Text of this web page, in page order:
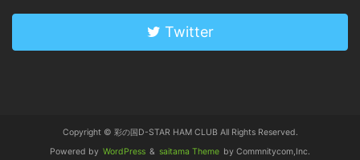
Twitter
Copyright © 彩の国D-STAR HAM CLUB All Rights Reserved.
Powered by WordPress & saitama Theme by Commnitycom,Inc.